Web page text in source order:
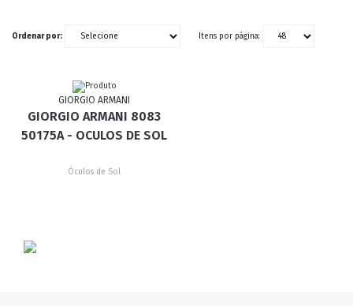
Ordenar por: Itens por página:
GIORGIO ARMANI
GIORGIO ARMANI 8083
50175A - OCULOS DE SOL
Óculos de Sol